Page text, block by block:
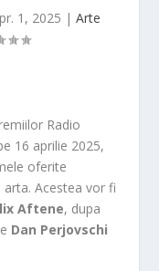
1, 2025 | Arte
Radio
16 aprilie 2025,
oferite
Acestea vor fi
Aftene, dupa
Dan Perjovschi